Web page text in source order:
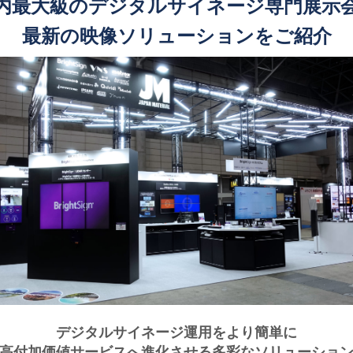
最新の映像ソリューションをご紹介
デジタルサイネージ運用をより簡単に